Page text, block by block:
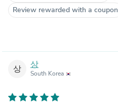
Review rewarded with a coupon
상 상
South Korea